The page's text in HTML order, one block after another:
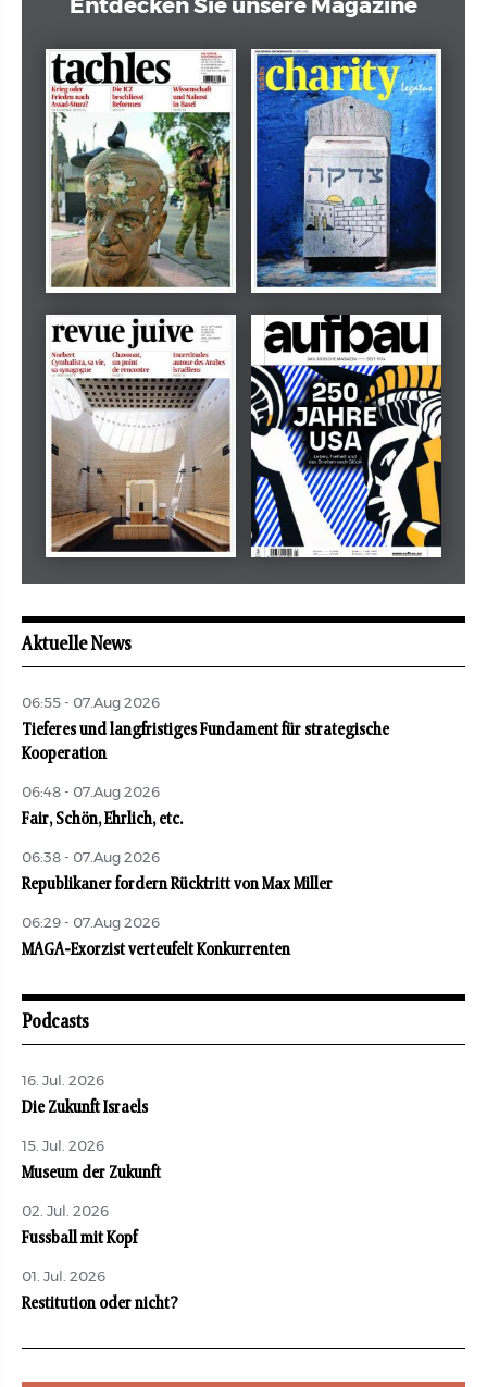
Entdecken Sie unsere Magazine
Dezember 2024
tachles
März 2026
Beilage
revue juive aufbau
Aktuelle News
06:55 - 07.Aug 2026
Tieferes und langfristiges Fundament für strategische
Kooperation
06:48 - 07.Aug 2026
Fair, Schön, Ehrlich, etc.
06:38 - 07.Aug 2026
Republikaner fordern Rücktritt von Max Miller
06:29 - 07.Aug 2026
MAGA-Exorzist verteufelt Konkurrenten
Podcasts
16. Jul. 2026
Die Zukunft Israels
15. Jul. 2026
Museum der Zukunft
02. Jul. 2026
Fussball mit Kopf
01. Jul. 2026
Restitution oder nicht?